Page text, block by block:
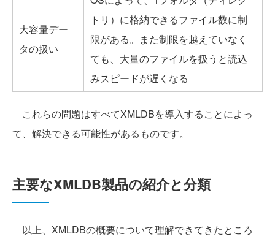
大容量デー
タの扱い
トリ）に格納できるファイル数に制
限がある。また制限を越えていなく
ても、大量のファイルを扱うと読込
みスピードが遅くなる
これらの問題はすべてXMLDBを導入することによっ
て、解決できる可能性があるものです。
主要なXMLDB製品の紹介と分類
以上、XMLDBの概要について理解できてきたところ